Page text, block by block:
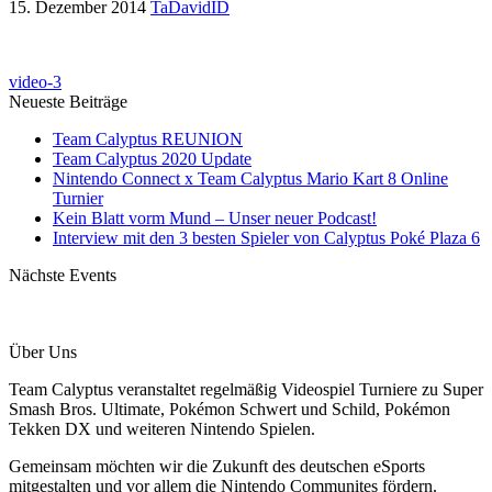
15. Dezember 2014 TaDavidID
video-3
Neueste Beiträge
Team Calyptus REUNION
Team Calyptus 2020 Update
Nintendo Connect x Team Calyptus Mario Kart 8 Online
Turnier
Kein Blatt vorm Mund – Unser neuer Podcast!
Interview mit den 3 besten Spieler von Calyptus Poké Plaza 6
Nächste Events
Über Uns
Team Calyptus veranstaltet regelmäßig Videospiel Turniere zu Super
Smash Bros. Ultimate, Pokémon Schwert und Schild, Pokémon
Tekken DX und weiteren Nintendo Spielen.
Gemeinsam möchten wir die Zukunft des deutschen eSports
mitgestalten und vor allem die Nintendo Communites fördern.